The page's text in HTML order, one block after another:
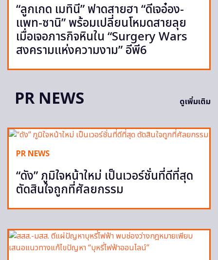
“ลูกเกด เมทินี” ฟาดสายฮา “ดีเจอ๋อง-
แพท-ซานิ” พร้อมเปลี่ยนโหมดสายลุย
เมื่อเจอภารกิจหินใน “Surgery Wars
สงครามแห่งความงาม” อีพี6
PR NEWS ดูเพิ่มเติม
PR NEWS
“ดัง” ภูมิใจหน้าใหม่ เป็นเวอร์ชั่นที่ดีที่สุด
ตัดสินใจถูกที่ศัลยกรรม